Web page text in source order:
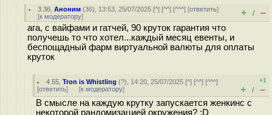
3.36 ,Аноним (36), 13:53, 25/07/2025 [^] [^^] [^^^] [ответить]
[к модератору] + / –
ага, с вайфами и гатчей, 90 круток гарантия что
получешь то что хотел...каждый месяц евенты, и
беспощадный фарм виртуальной валюты для оплаты
круток
4.55 ,Tron is Whistling (?), 14:20, 25/07/2025 [^] [^^] [^^^]
[ответить] [к модератору]
+1
+ / –
В смысле на каждую крутку запускается женкинс с
некоторой рандомизацией окружения? :D